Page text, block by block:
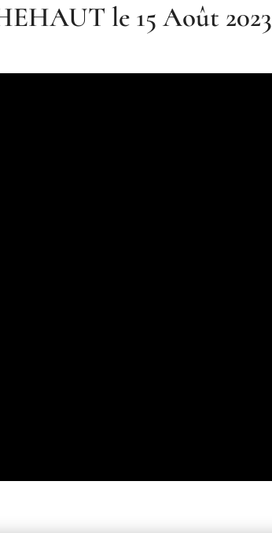
le 15 Août 2023